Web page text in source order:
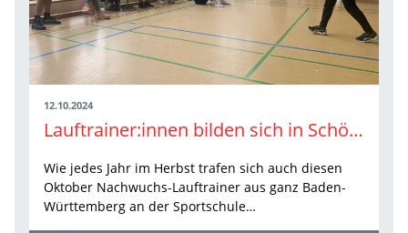
12.10.2024
Lauftrainer:innen bilden sich in Schöneck fort
Wie jedes Jahr im Herbst trafen sich auch diesen
Oktober Nachwuchs-Lauftrainer aus ganz Baden-
Württemberg an der Sportschule…